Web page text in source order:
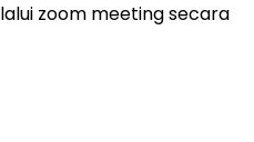
zoom meeting secara